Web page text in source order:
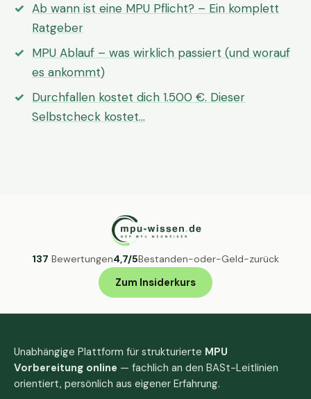
Ab wann ist eine MPU Pflicht? – Ein komplett
Ratgeber
MPU Ablauf – was wirklich passiert (und worauf
es ankommt)
Durchfallen kostet dich 1.500 €. Dieser
Selbstcheck kostet…
137 Bewertungen4,7/5Bestanden-oder-Geld-zurück
Zum Insiderkurs
Unabhängige Plattform für strukturierte MPU
Vorbereitung online — fachlich an den BASt-Leitlinien
orientiert, persönlich aus eigener Erfahrung.